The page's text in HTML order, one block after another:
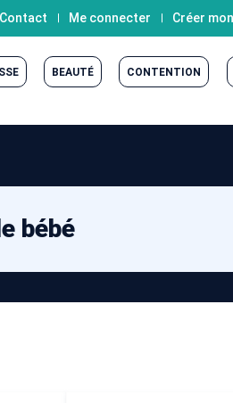
Contact Me connecter Créer
BEAUTÉ CONTENTION
bébé